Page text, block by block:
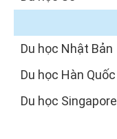
Du học Nhật Bản
Du học Hàn Quốc
Du học Singapore